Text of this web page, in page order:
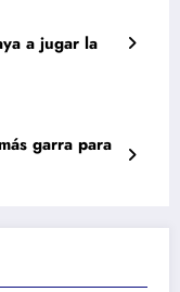
a jugar la
garra para